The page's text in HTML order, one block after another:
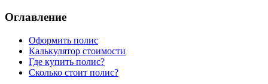
Оглавление
Оформить полис
Калькулятор стоимости
Где купить полис?
Сколько стоит полис?